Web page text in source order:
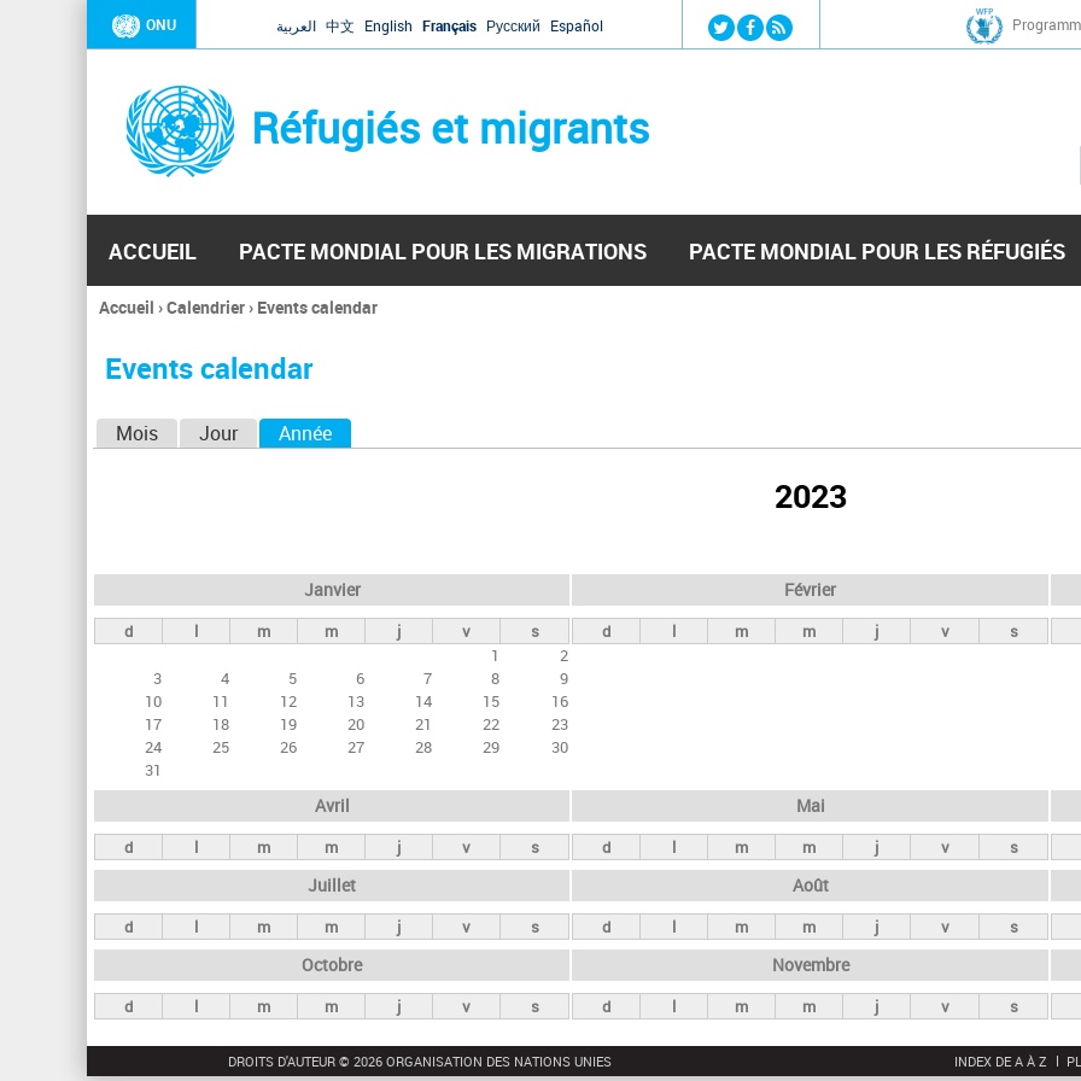
Jump to navigation
ONU العربية 中文 English Français Русский Español
Réfugiés et migrants
ACCUEIL PACTE MONDIAL POUR LES MIGRATIONS PACTE MONDIAL POUR LES RÉFUGIÉS
Vous
ici
Accueil ›Calendrier› Events calendar
Events calendar
e
t
s
i
p
a
u
x
Mois Jour Année
2023
Janvier
d l m m j v
s
1
2
3
4 5 6 7 8
9
10
11 12 13 14 15
16
17
18 19 20 21 22
23
24
25 26 27 28 29
30
31
Février
d l m m j v s
Avril
d l m m j v s
Mai
d l m m j v s
Juillet
d l m m j v s
Août
d l m m j v s
Octobre
d l m m j v s
Novembre
d l m m j v s
DROITS D'AUTEUR © 2026 ORGANISATION DES NATIONS UNIES INDEX DE A À Z